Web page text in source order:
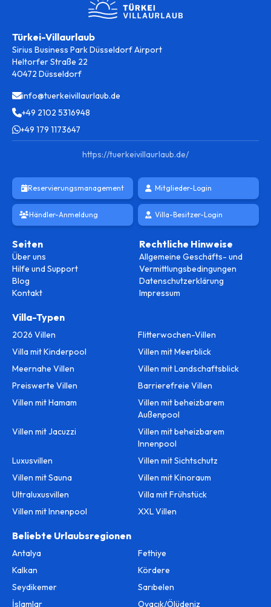
Türkei-Villaurlaub
Sirius Business Park Düsseldorf Airport
Heltorfer Straße 22
40472 Düsseldorf
info@tuerkeivillaurlaub.de
+49 2102 5316948
+49 179 1173647
https://tuerkeivillaurlaub.de/
Reservierungsmanagement Mitglieder-Login
Händler-Anmeldung Villa-Besitzer-Login
Seiten
Über uns
Hilfe und Support
Blog
Kontakt
Rechtliche Hinweise
Allgemeine Geschäfts- und
Vermittlungsbedingungen
Datenschutzerklärung
Impressum
Villa-Typen
2026 Villen
Flitterwochen-Villen
Villa mit Kinderpool
Villen mit Meerblick
Meernahe Villen
Villen mit Landschaftsblick
Preiswerte Villen
Barrierefreie Villen
Villen mit Hamam
Villen mit beheizbarem
Außenpool
Villen mit Jacuzzi
Villen mit beheizbarem
Innenpool
Luxusvillen
Villen mit Sichtschutz
Villen mit Sauna
Villen mit Kinoraum
Ultraluxusvillen
Villa mit Frühstück
Villen mit Innenpool
XXL Villen
Beliebte Urlaubsregionen
Antalya
Fethiye
Kalkan
Kördere
Seydikemer
Sarıbelen
İslamlar
Ovacık/Ölüdeniz